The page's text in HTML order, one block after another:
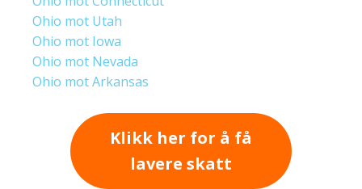
Ohio mot Utah
Ohio mot Iowa
Ohio mot Nevada
Ohio mot Arkansas
Klikk her for å få
lavere skatt